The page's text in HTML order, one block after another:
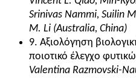
Srinivas Nammi, Suilin
M. Li (Australia, China)
9. Αξιολόγηση
ποιοτικό έλεγχο
Valentina Razmovski-